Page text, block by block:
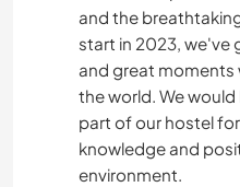
and the
start in 2023, we've
and great moments
the world. We
part of our hostel
knowledge and
environment.